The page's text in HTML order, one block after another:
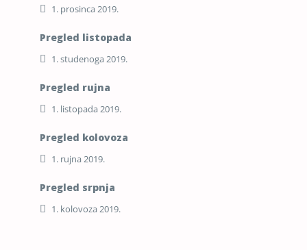
1. prosinca 2019.
Pregled listopada
1. studenoga 2019.
Pregled rujna
1. listopada 2019.
Pregled kolovoza
1. rujna 2019.
Pregled srpnja
1. kolovoza 2019.